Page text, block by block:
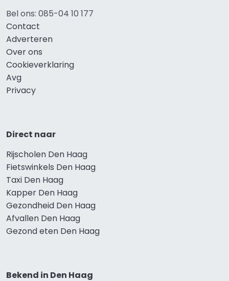
Bel ons: 085-04 10 177
Contact
Adverteren
Over ons
Cookieverklaring
Avg
Privacy
Direct naar
Rijscholen Den Haag
Fietswinkels Den Haag
Taxi Den Haag
Kapper Den Haag
Gezondheid Den Haag
Afvallen Den Haag
Gezond eten Den Haag
Bekend in Den Haag